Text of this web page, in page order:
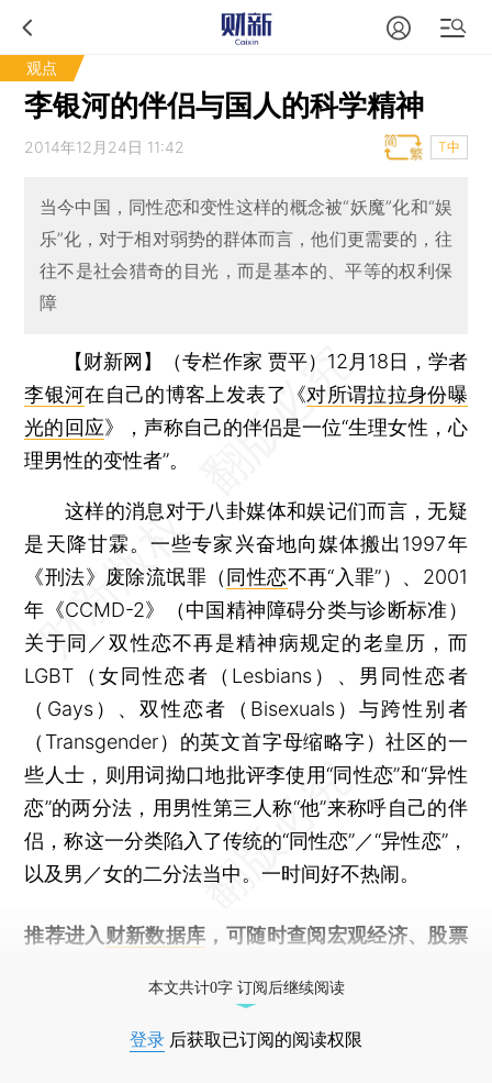
观点
李银河的伴侣与国人的科学精神
2014年12月24日 11:42 T中
当今中国，同性恋和变性这样的概念被“妖魔”化和“娱
乐”化，对于相对弱势的群体而言，他们更需要的，往
往不是社会猎奇的目光，而是基本的、平等的权利保
障
【财新网】（专栏作家 贾平） 12月18日，学者
李银河在自己的博客上发表了《对所谓拉拉身份曝
光的回应》，声称自己的伴侣是一位“生理女性，心
理男性的变性者”。
这样的消息对于八卦媒体和娱记们而言，无疑
是天降甘霖。一些专家兴奋地向媒体搬出1997年
《刑法》废除流氓罪（ 同性恋不再“入罪”）、2001
年《CCMD-2》（中国精神障碍分类与诊断标准）
关于同／双性恋不再是精神病规定的老皇历，而
LGBT（女同性恋者（Lesbians）、男同性恋者
（Gays）、双性恋者（Bisexuals）与跨性别者
（Transgender）的英文首字母缩略字）社区的一
些人士，则用词拗口地批评李使用“同性恋”和“异性
恋”的两分法，用男性第三人称“他”来称呼自己的伴
侣，称这一分类陷入了传统的“同性恋”／“异性恋”，
以及男／女的二分法当中。一时间好不热闹。
推荐进入 财新数据库 ，可随时查阅宏观经济、股票
本文共计0字 订阅后继续阅读
登录 后获取已订阅的阅读权限